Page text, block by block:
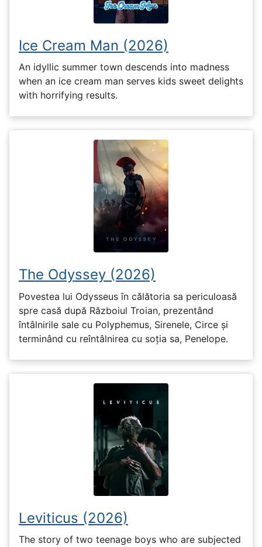
Ice Cream Man (2026)
An idyllic summer town descends into madness
when an ice cream man serves kids sweet delights
with horrifying results.
The Odyssey (2026)
Povestea lui Odysseus în călătoria sa periculoasă
spre casă după Războiul Troian, prezentând
întâlnirile sale cu Polyphemus, Sirenele, Circe și
terminând cu reîntâlnirea cu soția sa, Penelope.
Leviticus (2026)
The story of two teenage boys who are subjected